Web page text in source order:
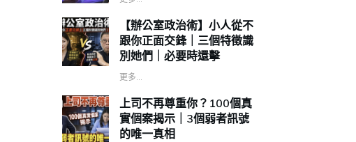
【辦公室政治術】小人從不
跟你正面交鋒｜三個特徵識
別她們｜必要時還擊
更多...
上司不再尊重你？100個真
實個案揭示｜3個弱者訊號
的唯一真相